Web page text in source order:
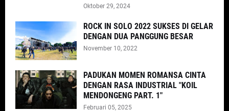
Oktober 29, 2024
ROCK IN SOLO 2022 SUKSES DI GELAR
DENGAN DUA PANGGUNG BESAR
November 10, 2022
PADUKAN MOMEN ROMANSA CINTA
DENGAN RASA INDUSTRIAL "KOIL
MENDONGENG PART. 1"
Februari 05, 2025